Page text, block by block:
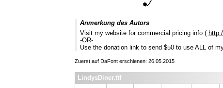
Anmerkung des Autors
Visit my website for commercial pricing info (
-OR-
Use the donation link to send $50 to use ALL of
Zuerst auf DaFont erschienen: 26.05.2015
LindysDiner.ttf